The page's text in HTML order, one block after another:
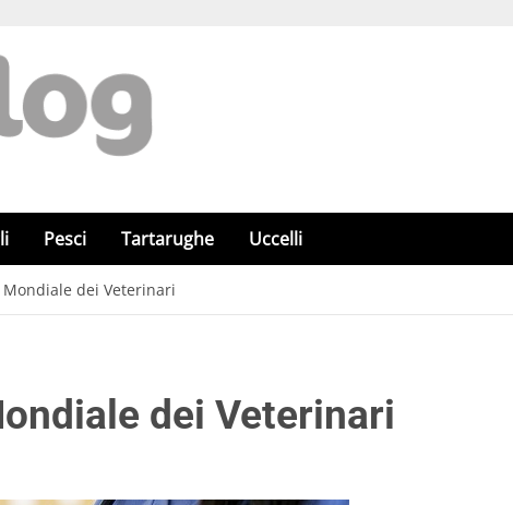
Pesci Tartarughe Uccelli
dei Veterinari
dei Veterinari